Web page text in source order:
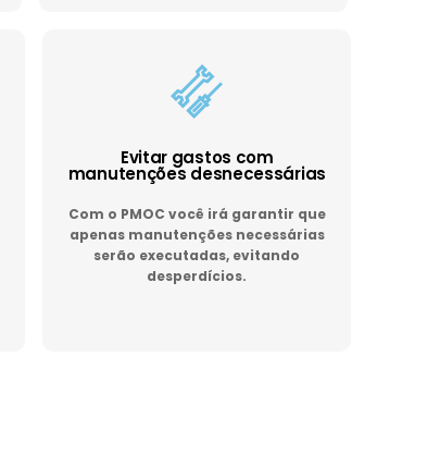
Evitar gastos com
manutenções desnecessárias
Com o PMOC você irá garantir que
apenas manutenções necessárias
serão executadas, evitando
desperdícios.